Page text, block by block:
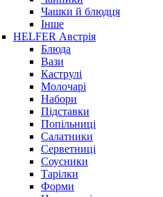
Чашки й блюдця
Інше
HELFER Австрія
Блюда
Вази
Каструлі
Молочарі
Набори
Підставки
Попільниці
Салатники
Серветниці
Соусники
Тарілки
Форми